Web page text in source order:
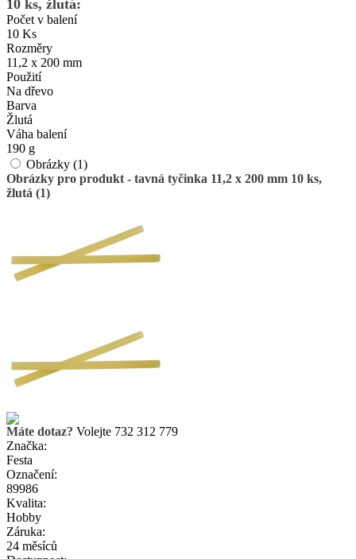
10 ks, žlutá:
Počet v balení
10 Ks
Rozměry
11,2 x 200 mm
Použití
Na dřevo
Barva
Žlutá
Váha balení
190 g
Obrázky (1)
Obrázky pro produkt - tavná tyčinka 11,2 x 200 mm 10 ks,
žlutá (1)
Máte dotaz? Volejte 732 312 779
Značka:
Festa
Označení:
89986
Kvalita:
Hobby
Záruka:
24 měsíců